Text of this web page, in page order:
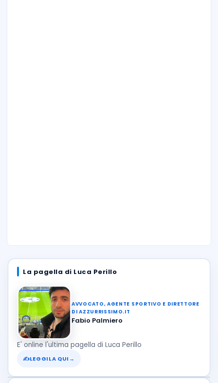
La pagella di Luca Perillo
AVVOCATO, AGENTE SPORTIVO E DIRETTORE
DI AZZURRISSIMO.IT
Fabio Palmiero
E' online l'ultima pagella di Luca Perillo
✍LEGGILA QUI →